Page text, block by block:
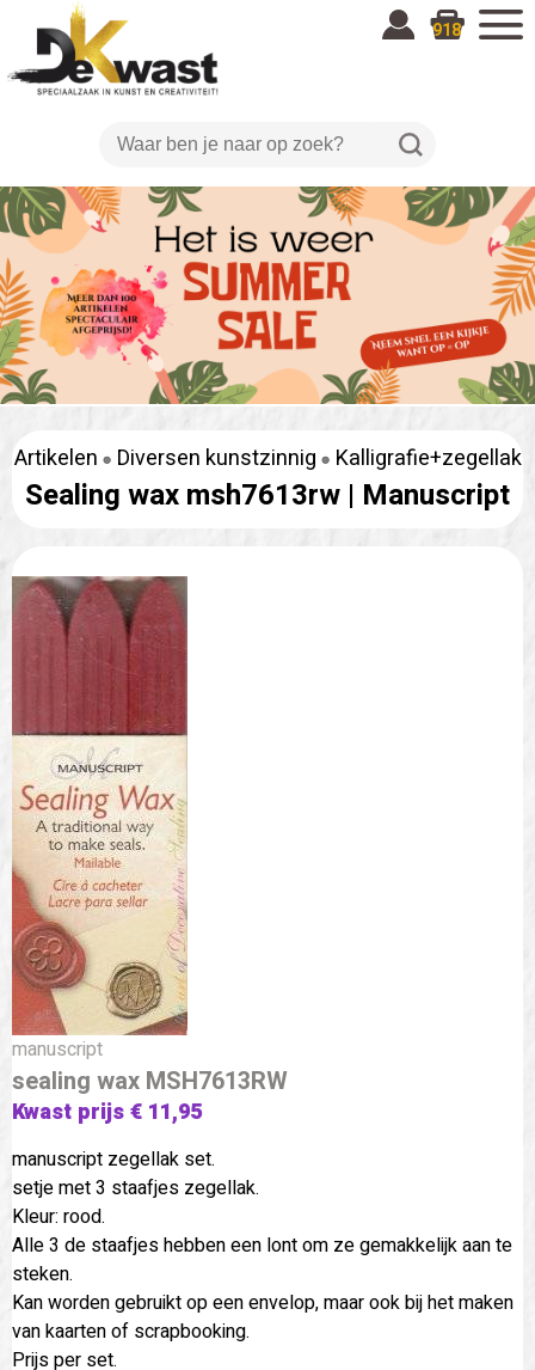
918
Artikelen Diversen kunstzinnig Kalligrafie+zegellak
Sealing wax msh7613rw | Manuscript
manuscript
sealing wax MSH7613RW
Kwast prijs € 11,95
manuscript zegellak set.
setje met 3 staafjes zegellak.
Kleur: rood.
Alle 3 de staafjes hebben een lont om ze gemakkelijk aan te
steken.
Kan worden gebruikt op een envelop, maar ook bij het maken
van kaarten of scrapbooking.
Prijs per set.